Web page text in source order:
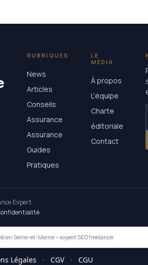
RUBRIQUES
News
Articles
Conseils
Assurance
Assurance
Guides
Pratiques
LE
MÉDIA
À propos
L'équipe
Charte
éditoriale
Contact
Expert
en Seine-et-Marne • expert SEO freelance
Légales · CGV · CGU